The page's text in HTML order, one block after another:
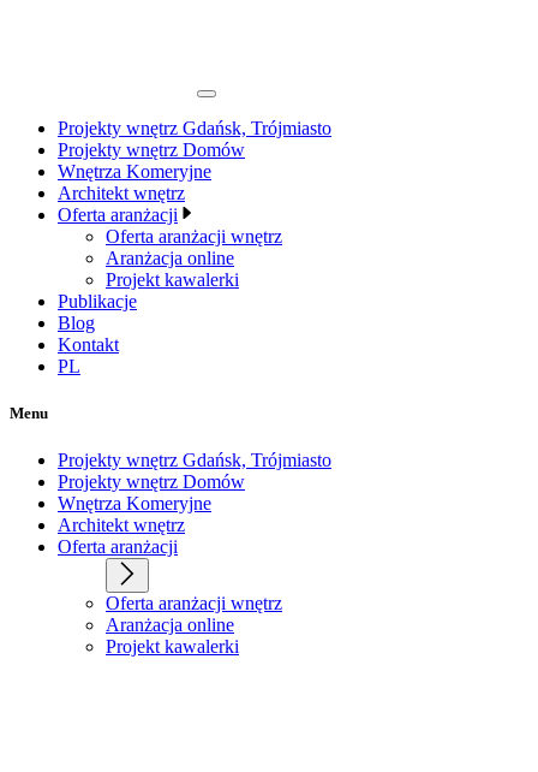
Projekty wnętrz Gdańsk, Trójmiasto
Projekty wnętrz Domów
Wnętrza Komeryjne
Architekt wnętrz
Oferta aranżacji
Oferta aranżacji wnętrz
Aranżacja online
Projekt kawalerki
Publikacje
Blog
Kontakt
PL
Menu
Projekty wnętrz Gdańsk, Trójmiasto
Projekty wnętrz Domów
Wnętrza Komeryjne
Architekt wnętrz
Oferta aranżacji
Oferta aranżacji wnętrz
Aranżacja online
Projekt kawalerki